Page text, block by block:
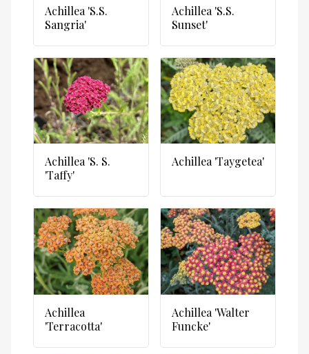
Achillea 'S.S.
Sangria'
Achillea 'S.S.
Sunset'
Achillea 'S. S.
'Taffy'
Achillea 'Taygetea'
Achillea
'Terracotta'
Achillea 'Walter
Funcke'